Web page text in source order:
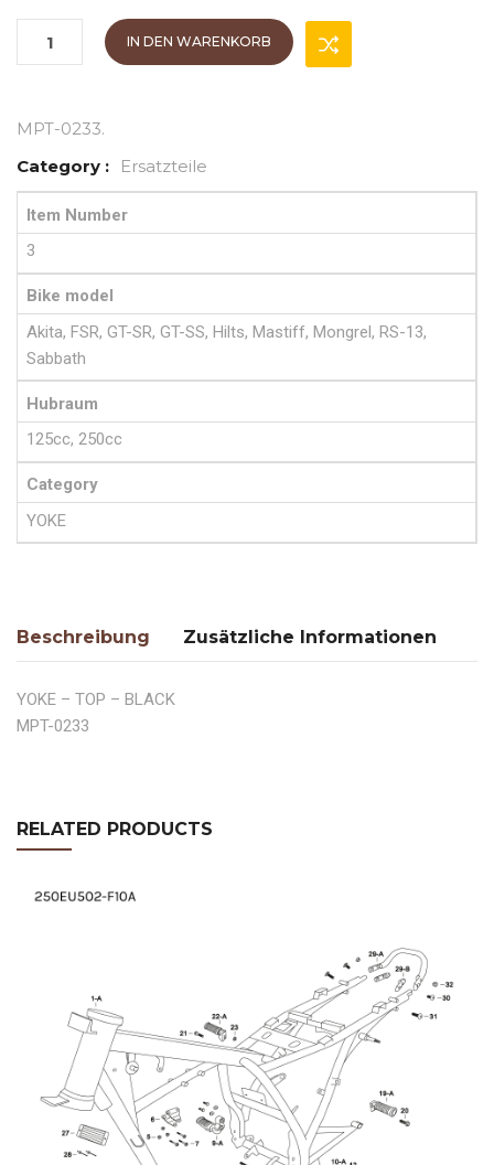
IN DEN WARENKORB
MPT-0233.
Category :
Ersatzteile
Item Number
3
Bike model
Akita, FSR, GT-SR, GT-SS, Hilts, Mastiff, Mongrel, RS-13,
Sabbath
Hubraum
125cc, 250cc
Category
YOKE
Beschreibung Zusätzliche Informationen
YOKE – TOP – BLACK
MPT-0233
RELATED PRODUCTS